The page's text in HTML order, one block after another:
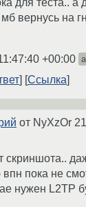
для теста.. а
вернусь на
+00:00
Ссылка
от NyXzOr
скриншота..
пока не
нужен L2TP